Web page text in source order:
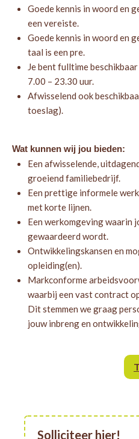
Goede kennis in woord en
een vereiste.
Goede kennis in woord en
taal is een pre.
Je bent fulltime
7.00 – 23.30 uur.
Afwisselend ook
toeslag).
Wat kunnen wij jou bieden:
Een afwisselende,
groeiend familiebedrijf.
Een prettige informele
met korte lijnen.
Een werkomgeving waarin
gewaardeerd wordt.
Ontwikkelingskansen en
opleiding(en).
Markconforme
waarbij een vast contract
Dit stemmen we graag
jouw inbreng en
Solliciteer hier!